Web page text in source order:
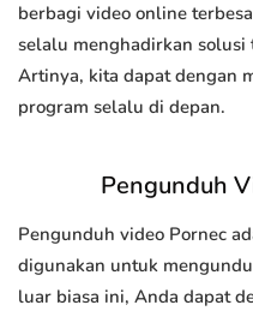
berbagi video online
selalu menghadirkan
Artinya, kita dapat dengan
program selalu di depan.
Pengunduh
Pengunduh video Pornec
digunakan untuk
luar biasa ini, Anda dapat